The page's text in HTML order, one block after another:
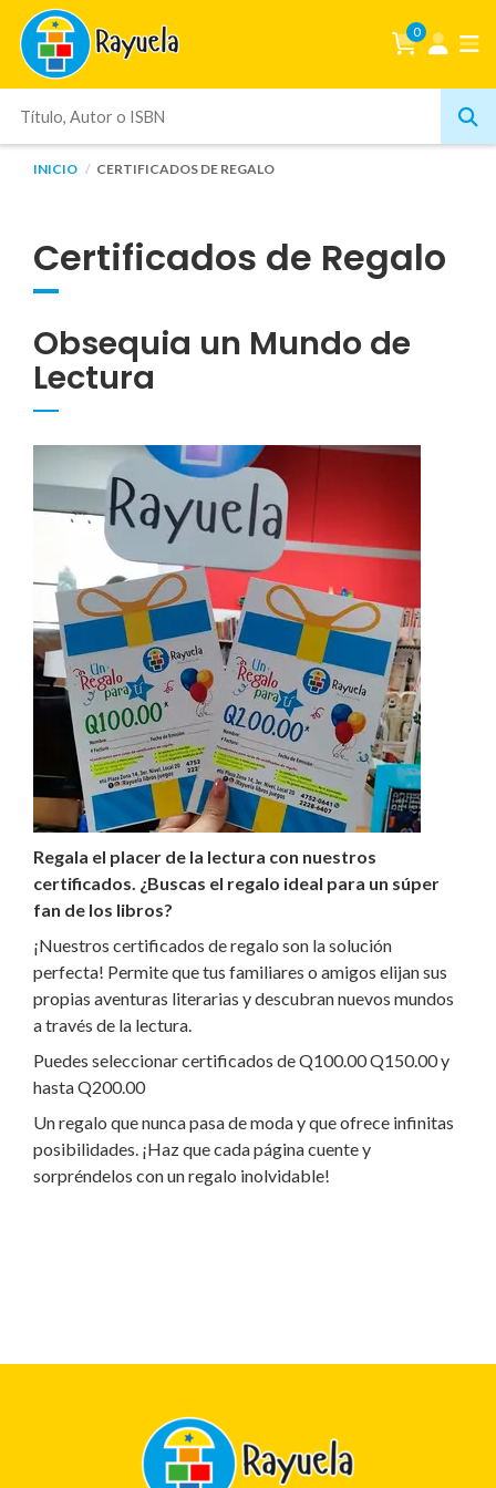
0
INICIO CERTIFICADOS DE REGALO
Certificados de Regalo
Obsequia un Mundo de
Lectura
Regala el placer de la lectura con nuestros
certificados. ¿Buscas el regalo ideal para un súper
fan de los libros?
¡Nuestros certificados de regalo son la solución
perfecta! Permite que tus familiares o amigos elijan sus
propias aventuras literarias y descubran nuevos mundos
a través de la lectura.
Puedes seleccionar certificados de Q100.00 Q150.00 y
hasta Q200.00
Un regalo que nunca pasa de moda y que ofrece infinitas
posibilidades. ¡Haz que cada página cuente y
sorpréndelos con un regalo inolvidable!